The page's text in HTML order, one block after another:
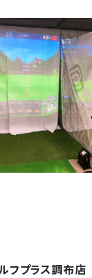
フプラス調布店